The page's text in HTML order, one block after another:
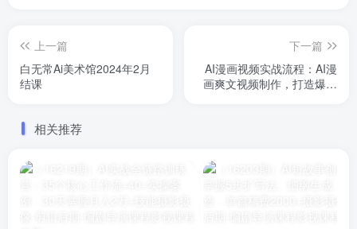
上一篇
白无常Ai美术馆2024年2月
结课
下一篇
AI漫画视频实战流程：AI漫
画爽文视频制作，打造爆款
相关推荐